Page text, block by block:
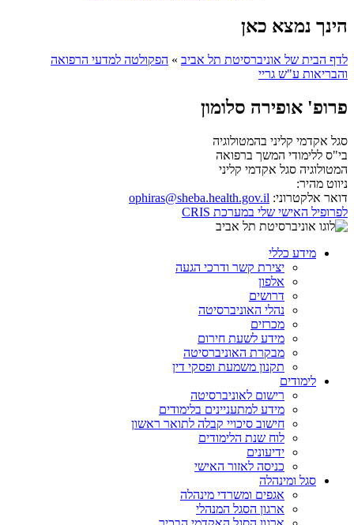
הינך נמצא כאן
לדף הבית של אוניברסיטת תל אביב » הפקולטה למדעי הרפואה
והבריאות ע"ש גריי
פרופ' אופירה סלומון
סגל אקדמי קליני בהמטולוגיה
בי"ס ללימודי המשך ברפואה
המטולוגיה סגל אקדמי קליני
ניווט מהיר:
דואר אלקטרוני: ophiras@sheba.health.gov.il
לפרופיל האישי שלי במערכת CRIS
מידע כללי
יצירת קשר ודרכי הגעה
אלפון
דרושים
נהלי האוניברסיטה
מכרזים
מידע לשעת חירום
מבקרת האוניברסיטה
תקנון משמעת ופסקי דין
לימודים
רישום לאוניברסיטה
מידע למתעניינים בלימודים
חישוב סיכויי קבלה לתואר ראשון
לוח שנת הלימודים
ידיעונים
כניסה לאזור האישי
סגל ומינהלה
אגפים ומשרדי מינהלה
ארגון הסגל המנהלי